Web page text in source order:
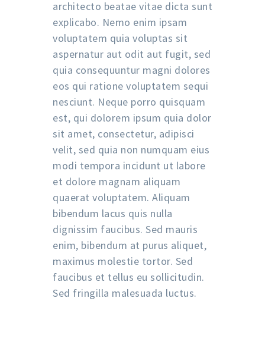
architecto beatae vitae dicta sunt
explicabo. Nemo enim ipsam
voluptatem quia voluptas sit
aspernatur aut odit aut fugit, sed
quia consequuntur magni dolores
eos qui ratione voluptatem sequi
nesciunt. Neque porro quisquam
est, qui dolorem ipsum quia dolor
sit amet, consectetur, adipisci
velit, sed quia non numquam eius
modi tempora incidunt ut labore
et dolore magnam aliquam
quaerat voluptatem. Aliquam
bibendum lacus quis nulla
dignissim faucibus. Sed mauris
enim, bibendum at purus aliquet,
maximus molestie tortor. Sed
faucibus et tellus eu sollicitudin.
Sed fringilla malesuada luctus.